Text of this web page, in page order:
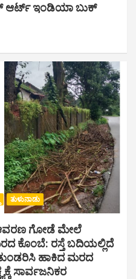
ಆರ್ಟ್ ಇಂಡಿಯಾ ಬುಕ್
ತುಳುನಾಡು
ಆವರಣ ಗೋಡೆ ಮೇಲೆ
ಕೊಂಬೆ: ರಸ್ತೆ ಬದಿಯಲ್ಲಿದೆ
ಹಾಕಿದ ಮರದ
ಸಾರ್ವಜನಿಕರ